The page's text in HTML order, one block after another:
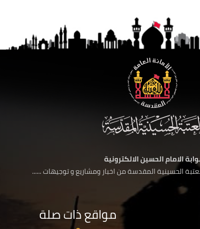
الامام الحسين الالكترونية
الحسينية المقدسة من اخبار ومشاريع و توجيهات ......
مواقع ذات صلة